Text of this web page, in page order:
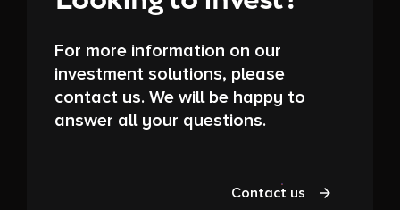
For more information on our
investment solutions, please
contact us. We will be happy to
answer all your questions.
Contact us